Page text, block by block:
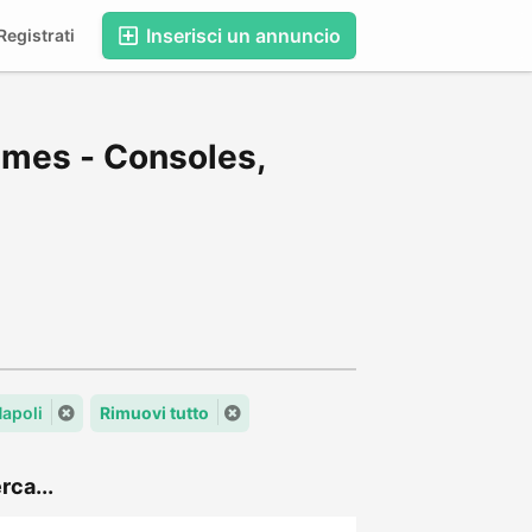
Inserisci un annuncio
- Consoles,
Rimuovi tutto